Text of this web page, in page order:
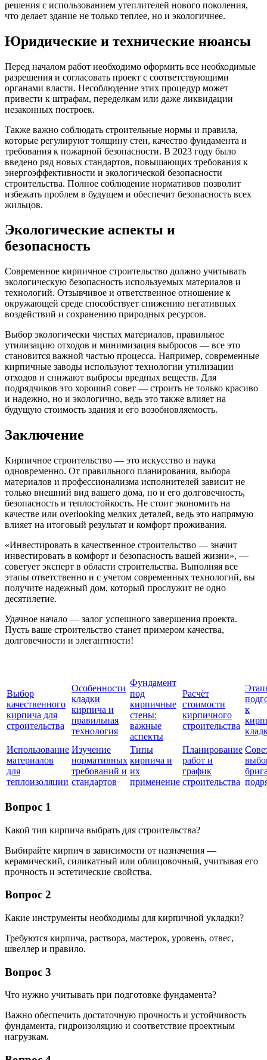
решения с использованием утеплителей нового поколения,
что делает здание не только теплее, но и экологичнее.
Юридические и технические нюансы
Перед началом работ необходимо оформить все необходимые
разрешения и согласовать проект с соответствующими
органами власти. Несоблюдение этих процедур может
привести к штрафам, переделкам или даже ликвидации
незаконных построек.
Также важно соблюдать строительные нормы и правила,
которые регулируют толщину стен, качество фундамента и
требования к пожарной безопасности. В 2023 году было
введено ряд новых стандартов, повышающих требования к
энергоэффективности и экологической безопасности
строительства. Полное соблюдение нормативов позволит
избежать проблем в будущем и обеспечит безопасность всех
жильцов.
Экологические аспекты и
безопасность
Современное кирпичное строительство должно учитывать
экологическую безопасность используемых материалов и
технологий. Отзывчивое и ответственное отношение к
окружающей среде способствует снижению негативных
воздействий и сохранению природных ресурсов.
Выбор экологически чистых материалов, правильное
утилизацию отходов и минимизация выбросов — все это
становится важной частью процесса. Например, современные
кирпичные заводы используют технологии утилизации
отходов и снижают выбросы вредных веществ. Для
подрядчиков это хороший совет — строить не только красиво
и надежно, но и экологично, ведь это также влияет на
будущую стоимость здания и его возобновляемость.
Заключение
Кирпичное строительство — это искусство и наука
одновременно. От правильного планирования, выбора
материалов и профессионализма исполнителей зависит не
только внешний вид вашего дома, но и его долговечность,
безопасность и теплостойкость. Не стоит экономить на
качестве или overlooking мелких деталей, ведь это напрямую
влияет на итоговый результат и комфорт проживания.
«Инвестировать в качественное строительство — значит
инвестировать в комфорт и безопасность вашей жизни», —
советует эксперт в области строительства. Выполняя все
этапы ответственно и с учетом современных технологий, вы
получите надежный дом, который прослужит не одно
десятилетие.
Удачное начало — залог успешного завершения проекта.
Пусть ваше строительство станет примером качества,
долговечности и элегантности!
Выбор
качественного
кирпича для
строительства
Особенности
кладки
кирпича и
правильная
технология
Фундамент
под
кирпичные
стены:
важные
аспекты
Расчёт
стоимости
кирпичного
строительства
к
Использование
материалов
для
теплоизоляции
Изучение
нормативных
требований и
стандартов
Типы
кирпича и
их
применение
Планирование
работ и
график
строительства
Вопрос 1
Какой тип кирпича выбрать для строительства?
Выбирайте кирпич в зависимости от назначения —
керамический, силикатный или облицовочный, учитывая его
прочность и эстетические свойства.
Вопрос 2
Какие инструменты необходимы для кирпичной укладки?
Требуются кирпича, раствора, мастерок, уровень, отвес,
швеллер и правило.
Вопрос 3
Что нужно учитывать при подготовке фундамента?
Важно обеспечить достаточную прочность и устойчивость
фундамента, гидроизоляцию и соответствие проектным
нагрузкам.